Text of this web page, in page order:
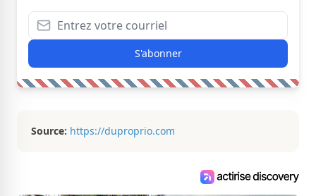
S'abonner
Source: https://duproprio.com